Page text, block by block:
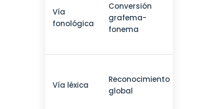
Vía
fonológica
Conversión
grafema-
fonema
Vía léxica
Reconocimiento
global